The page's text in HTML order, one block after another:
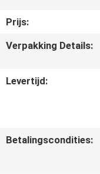
NIEUWS
VRAAG
Prijs:
Verpakking Details:
Levertijd:
Betalingscondities: